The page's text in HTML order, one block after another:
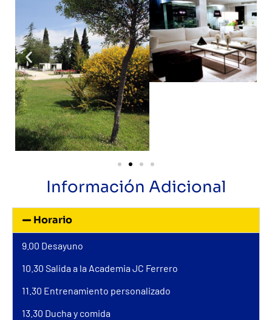
Información Adicional
Horario
9.00 Desayuno
10.30 Salida a la Academia JC Ferrero
11.30 Entrenamiento personalizado
13.30 Ducha y comida